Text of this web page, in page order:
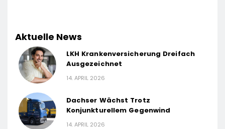
Aktuelle News
LKH Krankenversicherung Dreifach
Ausgezeichnet
14. APRIL 2026
Dachser Wächst Trotz
Konjunkturellem Gegenwind
14. APRIL 2026